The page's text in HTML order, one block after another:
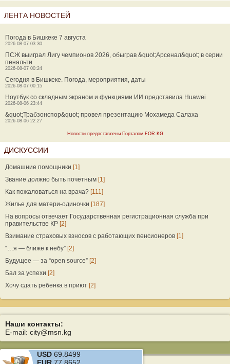
ЛЕНТА НОВОСТЕЙ
Погода в Бишкеке 7 августа
2026-08-07 03:30
ПСЖ выиграл Лигу чемпионов 2026, обыграв &quot;Арсенал&quot; в серии
пенальти
2026-08-07 00:24
Сегодня в Бишкеке. Погода, мероприятия, даты
2026-08-07 00:15
Ноутбук со складным экраном и функциями ИИ представила Huawei
2026-08-06 23:44
&quot;Трабзонспор&quot; провел презентацию Мохамеда Салаха
2026-08-06 22:27
Новости предоставлены Порталом FOR.KG
ДИСКУССИИ
Домашние помощники [1]
Звание должно быть почетным [1]
Как пожаловаться на врача? [111]
Жилье для матери-одиночки [187]
На вопросы отвечает Государственная регистрационная служба при
правительстве КР [2]
Взимание страховых взносов с работающих пенсионеров [1]
“…я — ближе к небу” [2]
Будущее — за “open source” [2]
Бал за успехи [2]
Хочу сдать ребенка в приют [2]
Наши контакты:
E-mail: city@msn.kg
USD 69.8499